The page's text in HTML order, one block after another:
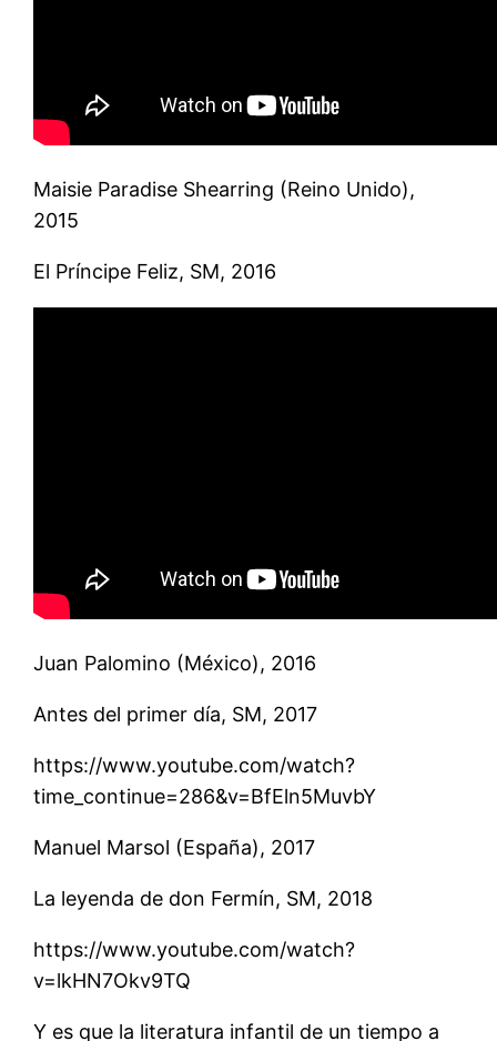
Maisie Paradise Shearring (Reino Unido),
2015
El Príncipe Feliz, SM, 2016
Juan Palomino (México), 2016
Antes del primer día, SM, 2017
https://www.youtube.com/watch?
time_continue=286&v=BfEln5MuvbY
Manuel Marsol (España), 2017
La leyenda de don Fermín, SM, 2018
https://www.youtube.com/watch?
v=lkHN7Okv9TQ
Y es que la literatura infantil de un tiempo a